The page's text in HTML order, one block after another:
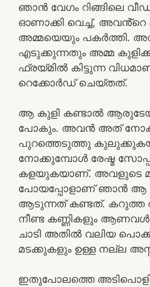
ഞാൻ വേഗം റിങ്ങിലെ
ഓണാക്കി വെച്ച്, അവൻ്റെ
അമ്മയെയും പകർത്തി.
എടുക്കുന്നതും അമ്മ
ഫ്രയ്മിൽ കിട്ടുന്ന
റെക്കോർഡ് ചെയ്തത്.
ആ കുളി കണ്ടാൽ
പോകും. അവൻ അത്
പുറത്തെടുത്തു
നോക്കുമ്പോൾ രേഷ്മ സോപ്പ്
കളയുകയാണ്. അവളുടെ
പോയപ്പോളാണ് ഞാൻ ആ
ആടുന്നത് കണ്ടത്. കറുത്ത
നീണ്ട കണ്ണികളും
ചാടി അതിൽ വലിയ
മടക്കുകളും ഉള്ള നല്ല
ഇതുപോലത്തെ അടിപൊളി